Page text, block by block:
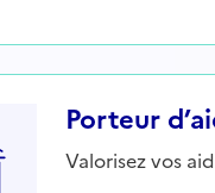
Porteur
Valorisez vos